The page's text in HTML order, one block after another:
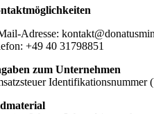
Adresse:
+49 40 31798851
zum Unternehmen